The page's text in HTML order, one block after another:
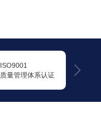
ISO14001
环境管理体系认证